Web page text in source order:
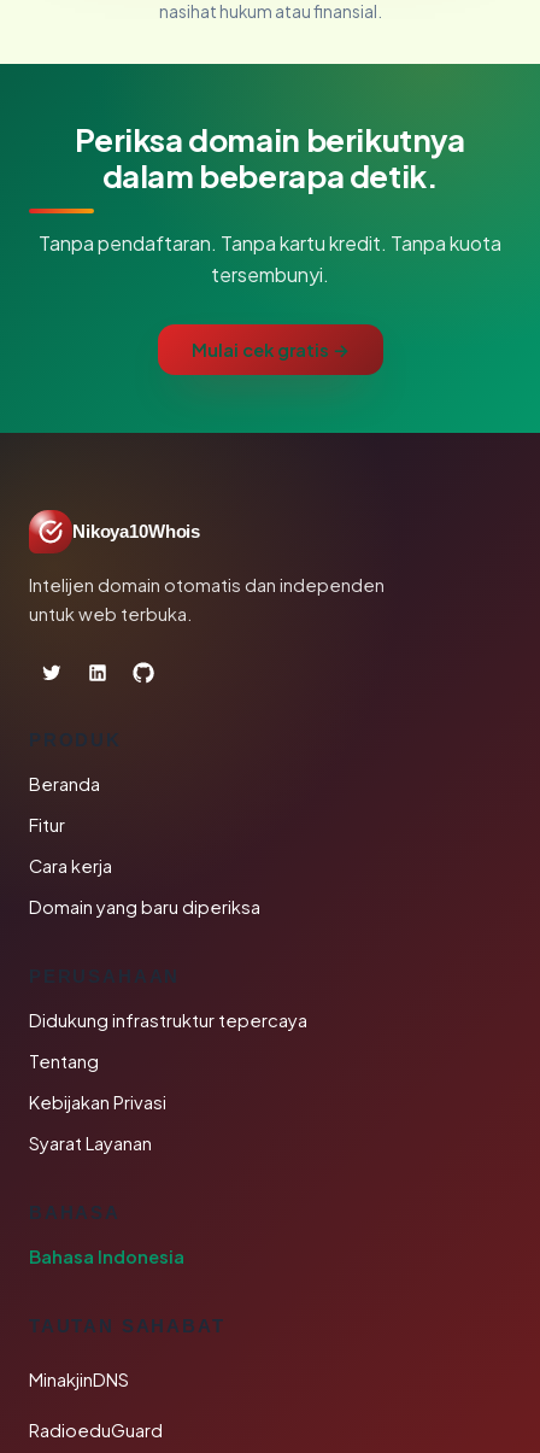
nasihat hukum atau finansial.
Periksa domain berikutnya
dalam beberapa detik.
Tanpa pendaftaran. Tanpa kartu kredit. Tanpa kuota
tersembunyi.
Mulai cek gratis →
Nikoya10Whois
Intelijen domain otomatis dan independen
untuk web terbuka.
PRODUK
Beranda
Fitur
Cara kerja
Domain yang baru diperiksa
PERUSAHAAN
Didukung infrastruktur tepercaya
Tentang
Kebijakan Privasi
Syarat Layanan
BAHASA
Bahasa Indonesia
TAUTAN SAHABAT
MinakjinDNS
RadioeduGuard